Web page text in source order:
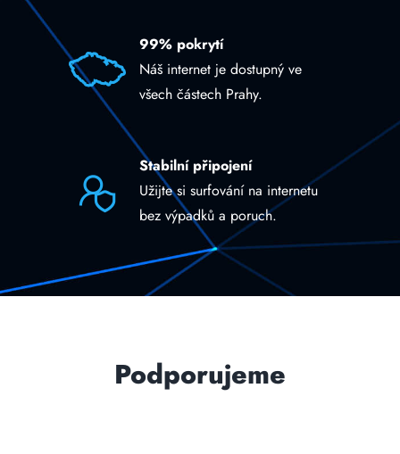
99% pokrytí
Náš internet je dostupný ve
všech částech Prahy.
Stabilní připojení
Užijte si surfování na internetu
bez výpadků a poruch.
Podporujeme